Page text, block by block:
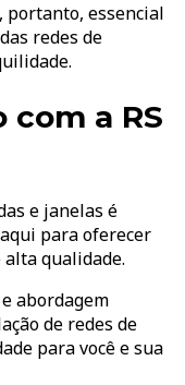
essencial
redes de
com a RS
e janelas é
para oferecer
alta qualidade.
abordagem
de redes de
para você e sua